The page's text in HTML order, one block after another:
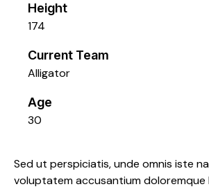
Height
174
Current Team
Alligator
Age
30
Sed ut perspiciatis, unde omnis iste
voluptatem accusantium doloremque